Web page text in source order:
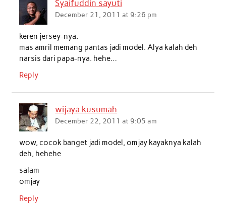
Syaifuddin sayuti
December 21, 2011 at 9:26 pm
keren jersey-nya.
mas amril memang pantas jadi model. Alya kalah deh
narsis dari papa-nya. hehe…
Reply
wijaya kusumah
December 22, 2011 at 9:05 am
wow, cocok banget jadi model, omjay kayaknya kalah
deh, hehehe
salam
omjay
Reply